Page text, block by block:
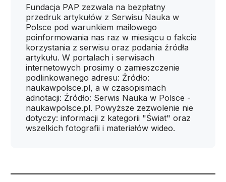
Fundacja PAP zezwala na bezpłatny
przedruk artykułów z Serwisu Nauka w
Polsce pod warunkiem mailowego
poinformowania nas raz w miesiącu o fakcie
korzystania z serwisu oraz podania źródła
artykułu. W portalach i serwisach
internetowych prosimy o zamieszczenie
podlinkowanego adresu: Źródło:
naukawpolsce.pl, a w czasopismach
adnotacji: Źródło: Serwis Nauka w Polsce -
naukawpolsce.pl. Powyższe zezwolenie nie
dotyczy: informacji z kategorii "Świat" oraz
wszelkich fotografii i materiałów wideo.